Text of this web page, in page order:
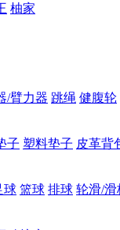
柚家
/臂力器 跳绳 健腹轮
子 塑料垫子 皮革背
球 篮球 排球 轮滑/滑